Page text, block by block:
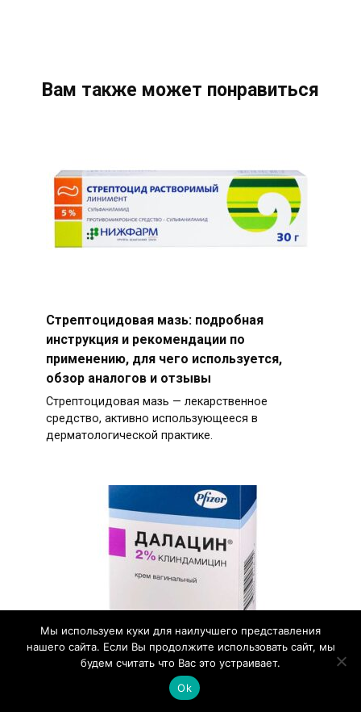
Вам также может понравиться
Стрептоцидовая мазь: подробная
инструкция и рекомендации по
применению, для чего используется,
обзор аналогов и отзывы
Стрептоцидовая мазь — лекарственное
средство, активно использующееся в
дерматологической практике.
Вагинальный крем Далацин: способы
применения для женщин и мужчин, обзор
Мы используем куки для наилучшего представления
нашего сайта. Если Вы продолжите использовать сайт, мы
будем считать что Вас это устраивает.
Ok